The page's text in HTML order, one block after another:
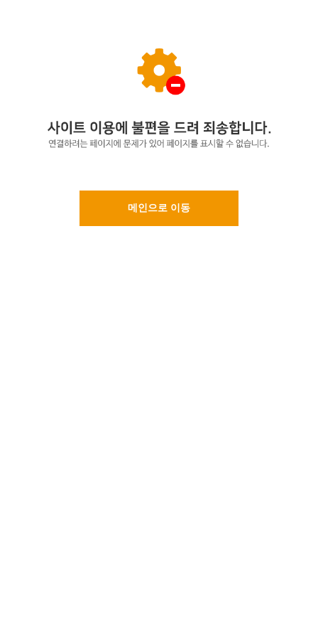
메인으로 이동